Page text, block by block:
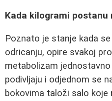
Kada kilogrami postanu
Poznato je stanje kada
odricanju, opire svakoj
metabolizam
podivljaju i odjednom se
bokovima taloži salo koje